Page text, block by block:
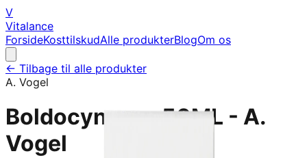
V
Vitalance
ForsideKosttilskudAlle produkterBlogOm os
← Tilbage til alle produkter
A. Vogel
Boldocynara - 50ML - A.
Vogel